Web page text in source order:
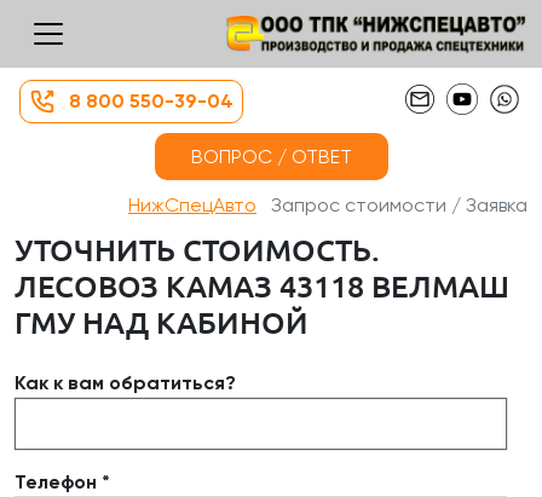
8 800 550-39-04
ВОПРОС / ОТВЕТ
НижСпецАвто Запрос стоимости / Заявка
УТОЧНИТЬ СТОИМОСТЬ.
ЛЕСОВОЗ КАМАЗ 43118 ВЕЛМАШ
ГМУ НАД КАБИНОЙ
Как к вам обратиться?
Телефон *